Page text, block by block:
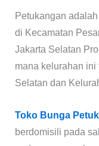
Petukangan
di Kecamatan
Jakarta Selatan
mana kelurahan
Selatan dan
Toko Bunga
berdomisili pada